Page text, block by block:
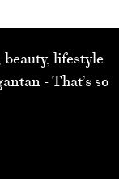
lifestyle
- That’s so